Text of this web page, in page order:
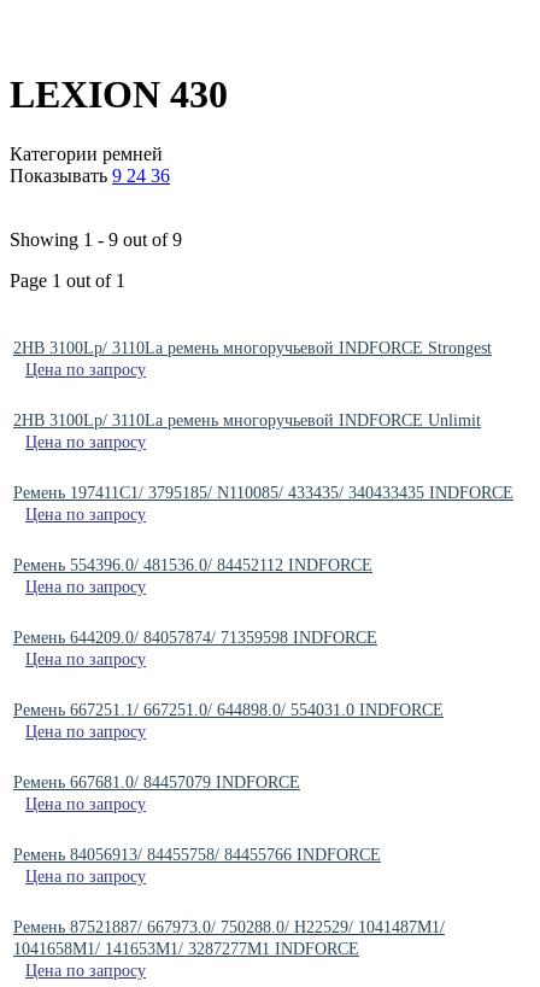
LEXION 430
Категории ремней
Показывать 9 24 36
Showing 1 - 9 out of 9
Page 1 out of 1
2HB 3100Lp/ 3110La ремень многоручьевой INDFORCE Strongest
Цена по запросу
2HB 3100Lp/ 3110La ремень многоручьевой INDFORCE Unlimit
Цена по запросу
Ремень 197411C1/ 3795185/ N110085/ 433435/ 340433435 INDFORCE
Цена по запросу
Ремень 554396.0/ 481536.0/ 84452112 INDFORCE
Цена по запросу
Ремень 644209.0/ 84057874/ 71359598 INDFORCE
Цена по запросу
Ремень 667251.1/ 667251.0/ 644898.0/ 554031.0 INDFORCE
Цена по запросу
Ремень 667681.0/ 84457079 INDFORCE
Цена по запросу
Ремень 84056913/ 84455758/ 84455766 INDFORCE
Цена по запросу
Ремень 87521887/ 667973.0/ 750288.0/ H22529/ 1041487M1/
1041658M1/ 141653M1/ 3287277M1 INDFORCE
Цена по запросу